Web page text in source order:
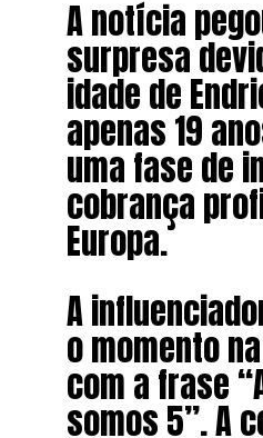
A notícia
surpresa
idade de
apenas 19
uma fase de
cobrança
Europa.
A
o momento
com a frase
somos 5”. A